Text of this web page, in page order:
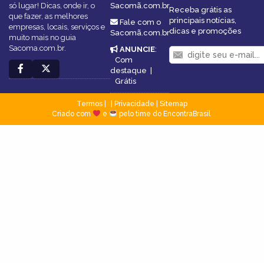
só lugar! Dicas, onde ir, o
que fazer, as melhores
empresas, locais, serviços e
muito mais no guia
Sacoma.com.br.
Sacomã.com.br
Fale com o
Sacomã.com.br
ANUNCIE:
Com
destaque |
Grátis
Receba grátis as
principais notícias,
dicas e promoções
Termos Privacidade
Sitemap
Criado com
e pelo time do EncontraBrasil